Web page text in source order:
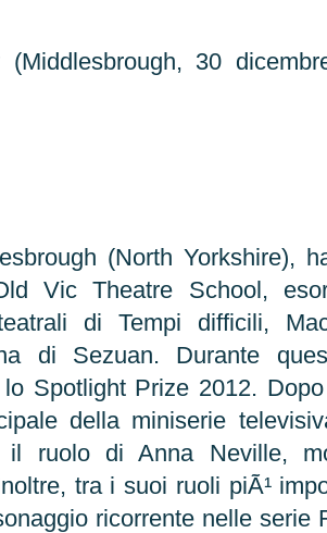
(Middlesbrough, 30
(North Yorkshire),
Vic Theatre School,
di Tempi difficili,
di Sezuan. Durante
Spotlight Prize 2012.
della miniserie
il ruolo di Anna Neville,
tra i suoi ruoli piÃ¹
ricorrente nelle serie